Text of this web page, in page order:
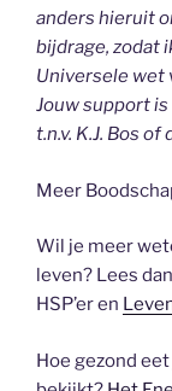
anders hieruit
bijdrage, zodat
Universele wet
Jouw support
t.n.v. K.J. Bos
Meer
Wil je meer
leven? Lees dan
HSP’er en
Hoe gezond